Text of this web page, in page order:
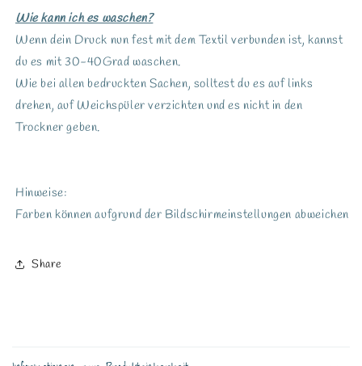
Wie kann ich es waschen?
Wenn dein Druck nun fest mit dem Textil verbunden ist, kannst
du es mit 30-40Grad waschen.
Wie bei allen bedruckten Sachen, solltest du es auf links
drehen, auf Weichspüler verzichten und es nicht in den
Trockner geben.
Hinweise:
Farben können aufgrund der Bildschirmeinstellungen abweichen
Share
i